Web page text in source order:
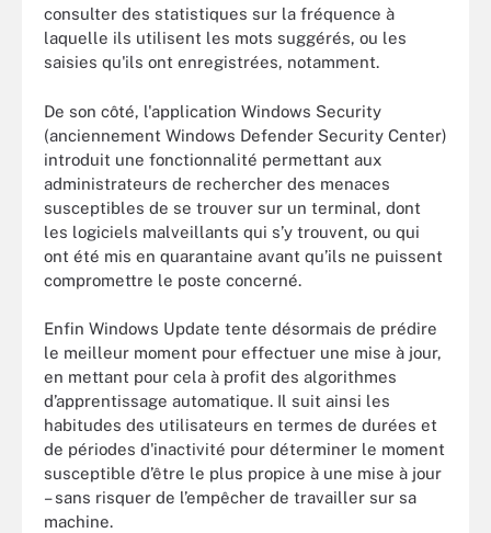
consulter des statistiques sur la fréquence à
laquelle ils utilisent les mots suggérés, ou les
saisies qu'ils ont enregistrées, notamment.
De son côté, l'application Windows Security
(anciennement Windows Defender Security Center)
introduit une fonctionnalité permettant aux
administrateurs de rechercher des menaces
susceptibles de se trouver sur un terminal, dont
les logiciels malveillants qui s’y trouvent, ou qui
ont été mis en quarantaine avant qu’ils ne puissent
compromettre le poste concerné.
Enfin Windows Update tente désormais de prédire
le meilleur moment pour effectuer une mise à jour,
en mettant pour cela à profit des algorithmes
d’apprentissage automatique. Il suit ainsi les
habitudes des utilisateurs en termes de durées et
de périodes d'inactivité pour déterminer le moment
susceptible d’être le plus propice à une mise à jour
– sans risquer de l’empêcher de travailler sur sa
machine.